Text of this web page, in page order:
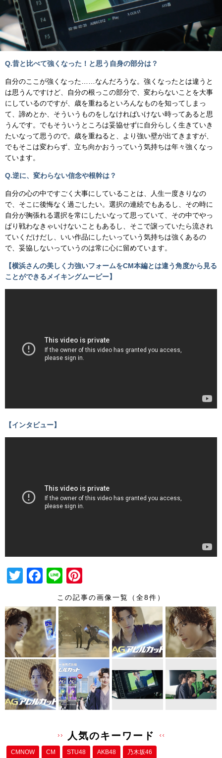
Q.昔と比べて強くなった！と思う自身の部分は？
自分のここが強くなった……なんだろうな。強くなったとは違うと
は思うんですけど、自分の根っこの部分で、変わらないことを大事
にしているのですが、歳を重ねるといろんなものを知ってしまっ
て、諦めとか、そういうものをしなければいけない時ってあると思
うんです。でもそういうところは妥協せずに自分らしく生きていき
たいなって思うので。歳を重ねると、より強い壁が出てきますが、
でもそこは変わらず、立ち向かおうっていう気持ちは年々強くなっ
ています。
Q.逆に、変わらない信念や根幹は？
自分の心の中ですごく大事にしていることは、人生一度きりなの
で、そこに後悔なく過ごしたい。選択の連続でもあるし、その時に
自分が胸張れる選択を常にしたいなって思っていて、その中でやっ
ぱり戦わなきゃいけないこともあるし、そこで譲っていたら流され
ていくだけだし、いい作品にしたいっていう気持ちは強くあるの
で、妥協しないっていうのは常に心に留めています。
【横浜さんの美しく力強いフォームをCM本編とは違う角度から見る
ことができるメイキングムービー】
【インタビュー】
T
tt
er
F
c
e
b
o
o
k
Li
n
e
nt
er
e
st
この記事の画像一覧（全8件）
人気のキーワード
CMNOW CM STU48 AKB48 乃木坂46